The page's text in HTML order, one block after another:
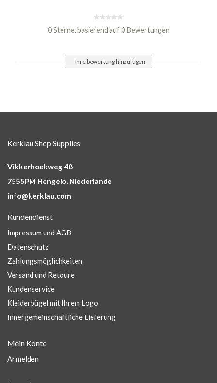
0 Sterne, basierend auf 0 Bewertungen
ihre bewertung hinzufügen
Kerklau Shop Supplies
Vikkerhoekweg 48
7555PM Hengelo, Niederlande
info@kerklau.com
Kundendienst
Impressum und AGB
Datenschutz
Zahlungsmöglichkeiten
Versand und Retoure
Kundenservice
Kleiderbügel mit Ihrem Logo
Innergemeinschaftliche Lieferung
Mein Konto
Anmelden